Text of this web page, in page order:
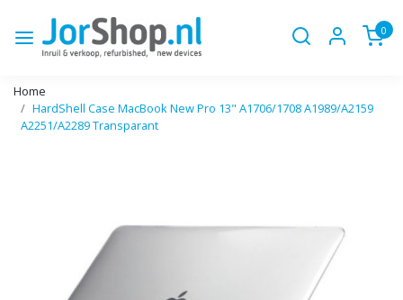
0
Home
HardShell Case MacBook New Pro 13" A1706/1708 A1989/A2159
A2251/A2289 Transparant